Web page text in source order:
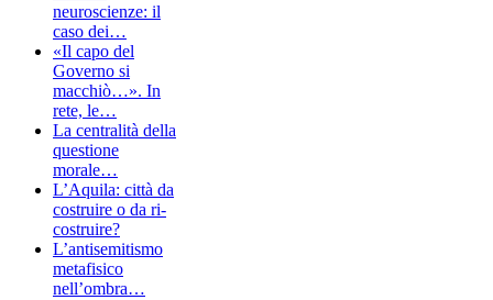
neuroscienze: il
caso dei…
«Il capo del
Governo si
macchiò…». In
rete, le…
La centralità della
questione
morale…
L’Aquila: città da
costruire o da ri-
costruire?
L’antisemitismo
metafisico
nell’ombra…